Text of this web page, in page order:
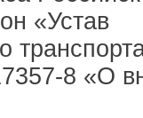
«Устав
8 «О